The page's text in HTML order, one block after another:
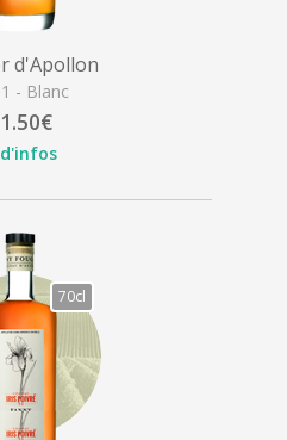
d'Apollon
- Blanc
70cl